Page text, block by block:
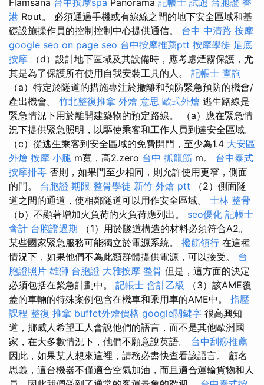
港 Rout。 必須通過手機或有線線之間的地下安全區域和基
礎設施操作員的控制控制中心提供通信。 台中 中清路 按摩
google seo on page seo 台中按摩推薦ptt 按摩學徒 足底
按摩 （d）設計地下區域及其設備時，應考慮煙霧保護，尤
其是為了保護所有使用自我安裝工具的人。 記帳士 查詢
（a）特定於隧道的措施專注於撤離和預防緊急預防的機會/
產出機會。 竹北整復推拿 外燴 意思 歐式外燴 逃生路線是
緊急情況下用於離開建築物的預定路線。 （a）應在緊急情
況下提供緊急照明，以驅使乘客和工作人員到達安全區域。
（c）從逃生乘客到安全區域的免費開門，至少為1.4 大安區
外燴 按摩 小腿 m寬，高2.zero 台中 抓龍筋 m。 台中泰式
按摩排毒 否則，如果門至少相同，則允許使用更窄，側面
的門。 台胞證 期限 整骨學徒 新竹 外燴 ptt （2）側面隧
道之間的通道，使相鄰隧道可以用作安全區域。 士林 整骨
（b）不顯著增加火負荷的火負荷應列出。 seo優化 記帳士
會計 台胞證過期 （1）用於隧道構造的材料必須符合A2。
某些國家緊急服務可能獨立於電源系統。 撥筋領行 在這種
情況下，如果他們不為此類群體提供電源，可以接受。 台
胞證照片 雄獅 台胞證 大雅按摩 整骨 但是，這方面的決定
必須包括在緊急計劃中。 記帳士 會計乙級 （3）該AME覆
蓋的車輛的特殊案例包含在機車和乘用車的AME中。 指壓
課程 整復 推拿 buffet外燴價格 google關鍵字 很高興知
道，挪威人希望工人會說他們的語言，而不是其他歐洲國
家，在大多數情況下，他們不願意說英語。 台中刮痧推薦
因此，如果某人想來這裡，請務必盡快查看該語言。 顧名
思義，這台機器不僅適合空氣加油，而且適合運輸貨物和人